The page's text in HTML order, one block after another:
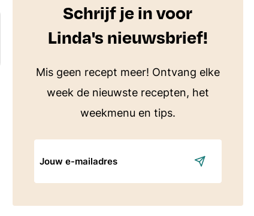
Schrijf je in voor
Linda's nieuwsbrief!
Mis geen recept meer! Ontvang elke
week de nieuwste recepten, het
weekmenu en tips.
mailadres